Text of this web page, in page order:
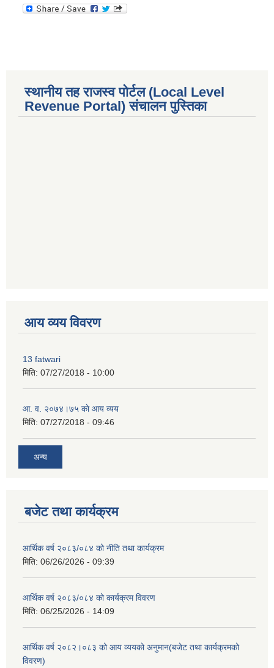
स्थानीय तह राजस्व पोर्टल (Local Level
Revenue Portal) संचालन पुस्तिका
आय व्यय विवरण
13 fatwari
मिति: 07/27/2018 - 10:00
आ‍. व. २०७४।७५ काे आय व्यय
मिति: 07/27/2018 - 09:46
अन्य
बजेट तथा कार्यक्रम
आर्थिक वर्ष २०८३/०८४ को नीति तथा कार्यक्रम
मिति: 06/26/2026 - 09:39
आर्थिक वर्ष २०८३/०८४ को कार्यक्रम विवरण
मिति: 06/25/2026 - 14:09
आर्थिक वर्ष २०८२।०८३ को आय व्ययको अनुमान(बजेट तथा कार्यक्रमको
विवरण)